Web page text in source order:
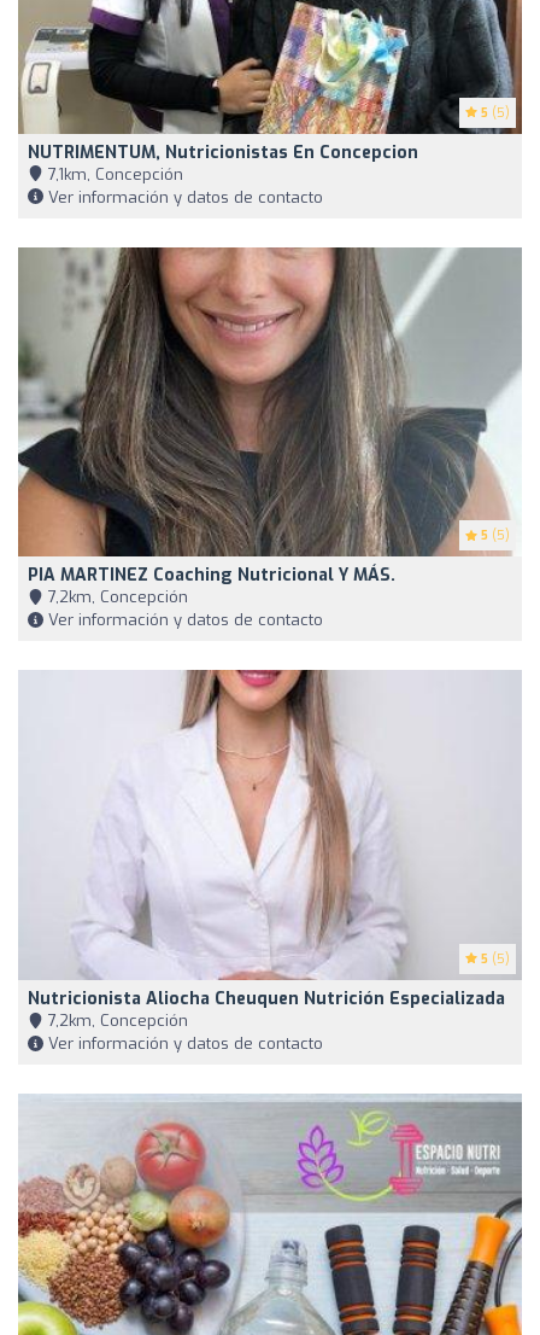
5 (5)
NUTRIMENTUM, Nutricionistas En Concepcion
7,1km, Concepción
Ver información y datos de contacto
5 (5)
PIA MARTINEZ Coaching Nutricional Y MÁS.
7,2km, Concepción
Ver información y datos de contacto
5 (5)
Nutricionista Aliocha Cheuquen Nutrición Especializada
7,2km, Concepción
Ver información y datos de contacto